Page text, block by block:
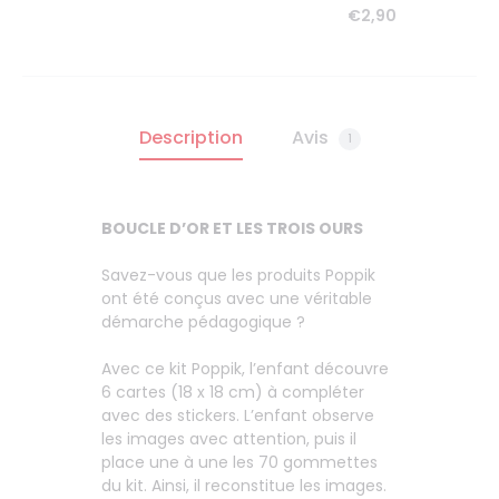
€2,90
Description Avis 1
BOUCLE D’OR ET LES TROIS OURS
Savez-vous que les produits Poppik
ont été conçus avec une véritable
démarche pédagogique ?
Avec ce kit Poppik, l’enfant découvre
6 cartes (18 x 18 cm) à compléter
avec des stickers. L’enfant observe
les images avec attention, puis il
place une à une les 70 gommettes
du kit. Ainsi, il reconstitue les images.